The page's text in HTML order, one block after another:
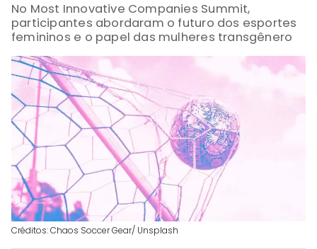
No Most Innovative Companies Summit,
participantes abordaram o futuro dos esportes
femininos e o papel das mulheres transgênero
Créditos: Chaos Soccer Gear/ Unsplash